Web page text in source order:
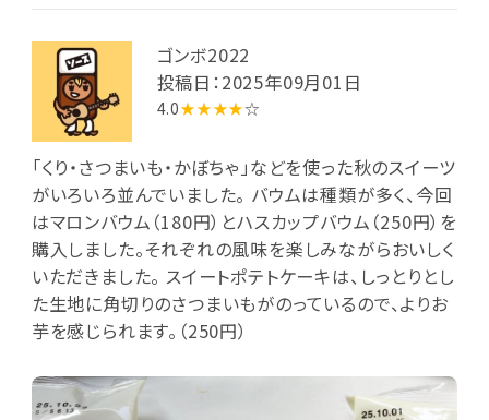
ゴンボ2022
投稿日：2025年09月01日
4.0★★★★☆
「くり・さつまいも・かぼちゃ」などを使った秋のスイーツ
がいろいろ並んでいました。 バウムは種類が多く、今回
はマロンバウム（180円）とハスカップバウム（250円）を
購入しました。それぞれの風味を楽しみながらおいしく
いただきました。 スイートポテトケーキは、しっとりとし
た生地に角切りのさつまいもがのっているので、よりお
芋を感じられます。（250円）